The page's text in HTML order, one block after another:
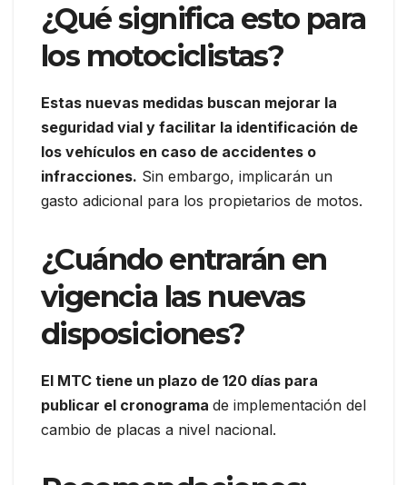
¿Qué significa esto para
los motociclistas?
Estas nuevas medidas buscan mejorar la
seguridad vial y facilitar la identificación de
los vehículos en caso de accidentes o
infracciones. Sin embargo, implicarán un
gasto adicional para los propietarios de motos.
¿Cuándo entrarán en
vigencia las nuevas
disposiciones?
El MTC tiene un plazo de 120 días para
publicar el cronograma de implementación del
cambio de placas a nivel nacional.